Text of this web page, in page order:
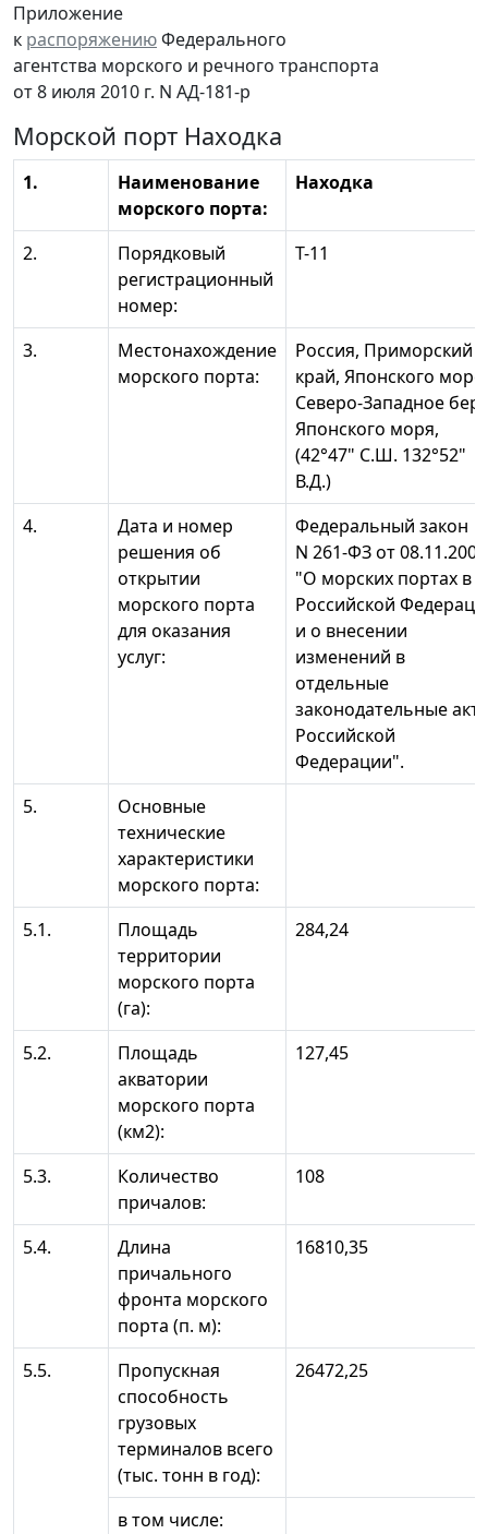
Приложение
к распоряжениюФедерального
агентства морского и речного транспорта
от 8 июля 2010 г. N АД-181-р
Морской порт Находка
1.
Наименование
морского порта:
Находка
2.
Порядковый
регистрационный
номер:
Т-11
3.
Местонахождение
морского порта:
Россия, Приморский
край, Японского море,
Северо-Западное
Японского моря,
(42°47" С.Ш. 132°52"
В.Д.)
4.
Дата и номер
решения об
открытии
морского порта
для оказания
услуг:
Федеральный закон
N 261-ФЗ от 08.11.2007
"О морских портах в
Российской
и о внесении
изменений в
отдельные
законодательные
Российской
Федерации".
5.
Основные
технические
характеристики
морского порта:
5.1.
Площадь
территории
морского порта
(га):
284,24
5.2.
Площадь
акватории
морского порта
(км2):
127,45
5.3.
Количество
причалов:
108
5.4.
Длина
причального
фронта морского
порта (п. м):
16810,35
5.5.
Пропускная
способность
грузовых
терминалов всего
(тыс. тонн в год):
26472,25
в том числе: